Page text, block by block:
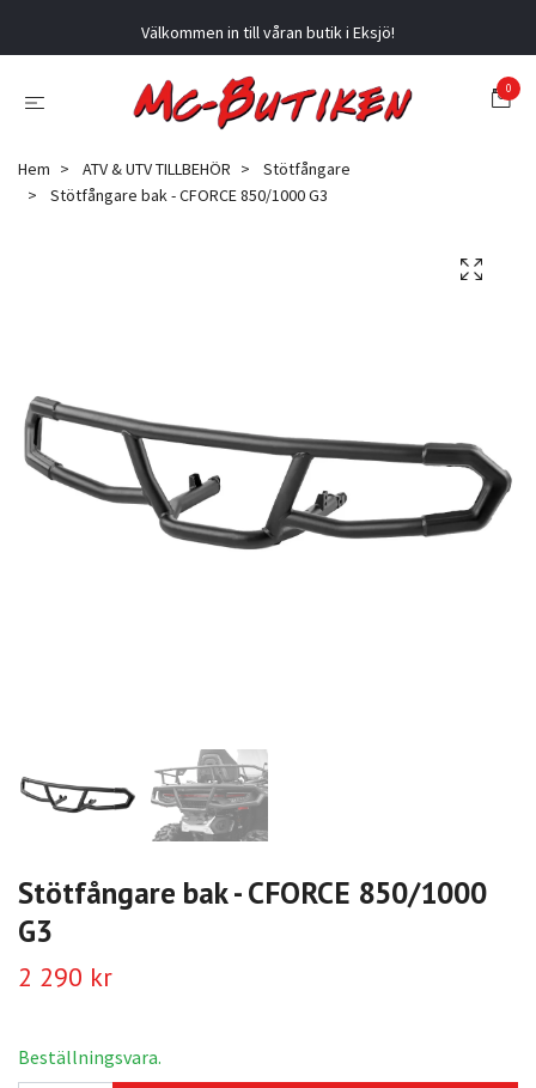
Välkommen in till våran butik i Eksjö!
0
Hem ATV & UTV TILLBEHÖR
Stötfångare
Stötfångare bak - CFORCE 850/1000 G3
Stötfångare bak - CFORCE 850/1000
G3
2 290 kr
Beställningsvara.